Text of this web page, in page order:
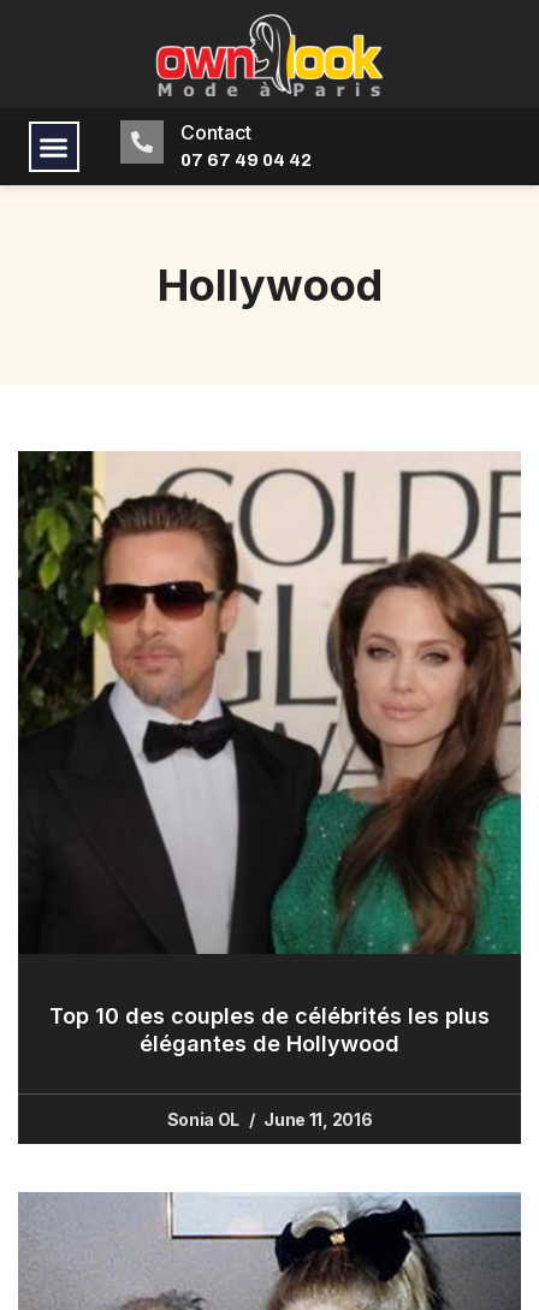
Contact
07 67 49 04 42
Hollywood
Top 10 des couples de célébrités les plus
élégantes de Hollywood
Sonia OL June 11, 2016